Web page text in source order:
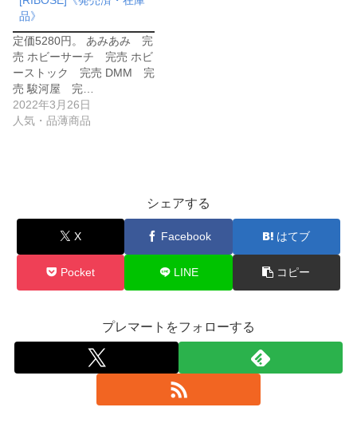
品》
定価5280円。 あみあみ 完
売 ホビーサーチ 完売 ホビ
ーストック 完売 DMM 完
売 駿河屋 完…
2022年3月26日
人気・品薄商品
シェアする
X Facebook はてブ
Pocket LINE コピー
プレマートをフォローする